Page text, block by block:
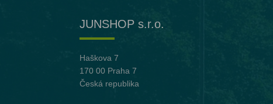
JUNSHOP s.r.o.
Haškova 7
170 00 Praha 7
Česká republika